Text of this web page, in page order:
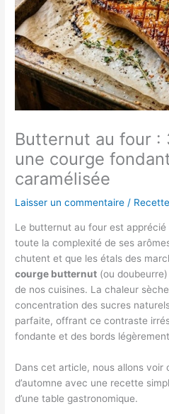
Butternut au four :
une courge
caramélisée
Laisser un commentaire /
Le butternut au four est
toute la complexité de ses
chutent et que les étals des
courge butternut (ou
de nos cuisines. La chaleur
concentration des sucres
parfaite, offrant ce contraste
fondante et des bords
Dans cet article, nous allons voir
d’automne avec une recette
d’une table gastronomique.